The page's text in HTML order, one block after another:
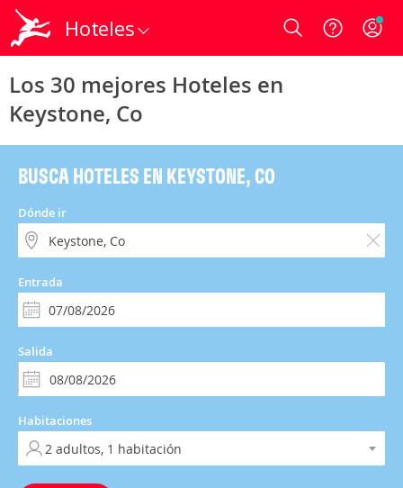
Hoteles Login
Los 30 mejores Hoteles en
Keystone, Co
BUSCA HOTELES EN KEYSTONE, CO
Dónde ir
Entrada
Salida
Habitaciones